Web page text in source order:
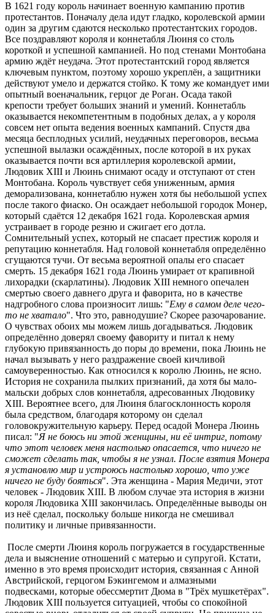
В 1621 году король начинает военную кампанию против
протестантов. Поначалу дела идут гладко, королевской армии
один за другим сдаются несколько протестантских городов.
Все поздравляют короля и коннетабля Люиня со столь
короткой и успешной кампанией. Но под стенами Монтобана
армию ждёт неудача. Этот протестантский город является
ключевым пунктом, поэтому хорошо укреплён, а защитники
действуют умело и держатся стойко. К тому же командует ими
опытный военачальник, герцог де Роган. Осада такой
крепости требует больших знаний и умений. Коннетабль
оказывается некомпетентным в подобных делах, а у короля
совсем нет опыта ведения военных кампаний. Спустя два
месяца бесплодных усилий, неудачных переговоров, весьма
успешной вылазки осаждённых, после которой в их руках
оказывается почти вся артиллерия королевской армии,
Людовик XIII и Люинь снимают осаду и отступают от стен
Монтобана. Король чувствует себя униженным, армия
деморализована, коннетаблю нужен хотя бы небольшой успех
после такого фиаско. Он осаждает небольшой городок Монер,
который сдаётся 12 декабря 1621 года. Королевская армия
устраивает в городе резню и сжигает его дотла.
Сомнительный успех, который не спасает престиж короля и
репутацию коннетабля. Над головой коннетабля определённо
сгущаются тучи. От весьма вероятной опалы его спасает
смерть. 15 декабря 1621 года Люинь умирает от крапивной
лихорадки (скарлатины). Людовик XIII немного опечален
смертью своего давнего друга и фаворита, но в качестве
надгробного слова произносит лишь: "Ему в самом деле чего-
то не хватало". Что это, равнодушие? Скорее разочарование.
О чувствах обоих мы можем лишь догадываться. Людовик
определённо доверял своему фавориту и питал к нему
глубокую привязанность до поры до времени, пока Люинь не
начал вызывать у него раздражение своей кичливой
самоуверенностью. Как относился к королю Люинь, не ясно.
История не сохранила пылких признаний, да хотя бы мало-
мальски добрых слов коннетабля, адресованных Людовику
XIII. Вероятнее всего, для Люиня благосклонность короля
была средством, благодаря которому он сделал
головокружительную карьеру. Перед осадой Монера Люинь
писал: "Я не боюсь ни этой женщины, ни её интриг, потому
что этот человек меня настолько опасается, что ничего не
сможет сделать так, чтобы я не узнал. После взятия Монера
я установлю мир и устроюсь настолько хорошо, что уже
ничего не буду бояться". Эта женщина - Мария Медичи, этот
человек - Людовик XIII. В любом случае эта история в жизни
короля Людовика XIII закончилась. Определённые выводы он
из неё сделал, поскольку больше никогда не смешивал
политику и личные привязанности.
После смерти Люиня король погружается в государственные
дела и выяснение отношений с матерью и супругой. Кстати,
именно в это время происходит история, связанная с Анной
Австрийской, герцогом Бэкингемом и алмазными
подвесками, которые обессмертит Дюма в "Трёх мушкетёрах".
Людовик XIII пользуется ситуацией, чтобы со спокойной